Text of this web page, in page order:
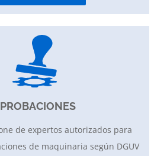
de expertos autorizados para
de maquinaria según DGUV